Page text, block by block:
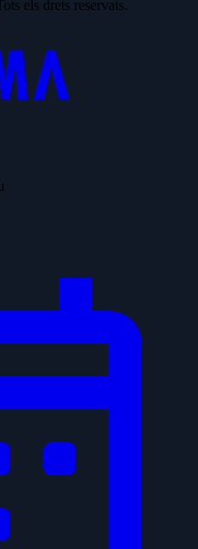
els drets reservats.